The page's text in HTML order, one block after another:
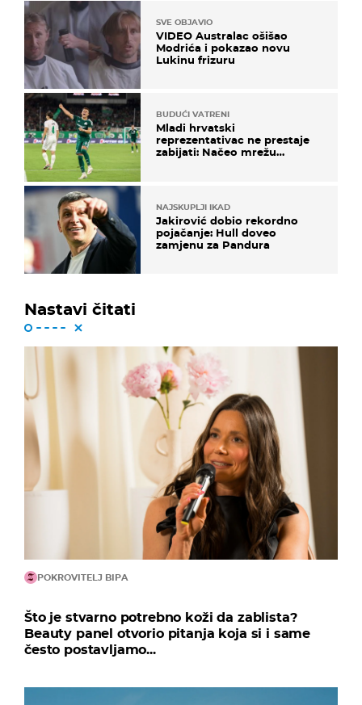
SVE OBJAVIO
VIDEO Australac ošišao
Modrića i pokazao novu
Lukinu frizuru
BUDUĆI VATRENI
Mladi hrvatski
reprezentativac ne prestaje
zabijati: Načeo mrežu
NAJSKUPLJI IKAD
Jakirović dobio rekordno
pojačanje: Hull doveo
zamjenu za Pandura
Nastavi čitati
POKROVITELJ BIPA
Što je stvarno potrebno koži da zablista?
Beauty panel otvorio pitanja koja si i same
često postavljamo...